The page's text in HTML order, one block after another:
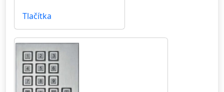
Tlačítka